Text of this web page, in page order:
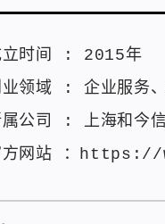
立时间 : 2015年
业领域 : 企业服务、
属公司 : 上海和今
网站 ： https://